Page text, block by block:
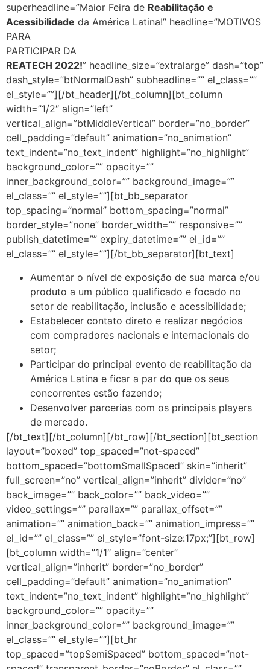
superheadline=”Maior Feira de Reabilitação e
Acessibilidade da América Latina!” headline=”MOTIVOS
PARA
PARTICIPAR DA
REATECH 2022!” headline_size=”extralarge” dash=”top”
dash_style=”btNormalDash” subheadline=”” el_class=””
el_style=””][/bt_header][/bt_column][bt_column
width=”1/2″ align=”left”
vertical_align=”btMiddleVertical” border=”no_border”
cell_padding=”default” animation=”no_animation”
text_indent=”no_text_indent” highlight=”no_highlight”
background_color=”” opacity=””
inner_background_color=”” background_image=””
el_class=”” el_style=””][bt_bb_separator
top_spacing=”normal” bottom_spacing=”normal”
border_style=”none” border_width=”” responsive=””
publish_datetime=”” expiry_datetime=”” el_id=””
el_class=”” el_style=””][/bt_bb_separator][bt_text]
Aumentar o nível de exposição de sua marca e/ou
produto a um público qualificado e focado no
setor de reabilitação, inclusão e acessibilidade;
Estabelecer contato direto e realizar negócios
com compradores nacionais e internacionais do
setor;
Participar do principal evento de reabilitação da
América Latina e ficar a par do que os seus
concorrentes estão fazendo;
Desenvolver parcerias com os principais players
de mercado.
[/bt_text][/bt_column][/bt_row][/bt_section][bt_section
layout=”boxed” top_spaced=”not-spaced”
bottom_spaced=”bottomSmallSpaced” skin=”inherit”
full_screen=”no” vertical_align=”inherit” divider=”no”
back_image=”” back_color=”” back_video=””
video_settings=”” parallax=”” parallax_offset=””
animation=”” animation_back=”” animation_impress=””
el_id=”” el_class=”” el_style=”font-size:17px;”][bt_row]
[bt_column width=”1/1″ align=”center”
vertical_align=”inherit” border=”no_border”
cell_padding=”default” animation=”no_animation”
text_indent=”no_text_indent” highlight=”no_highlight”
background_color=”” opacity=””
inner_background_color=”” background_image=””
el_class=”” el_style=””][bt_hr
top_spaced=”topSemiSpaced” bottom_spaced=”not-